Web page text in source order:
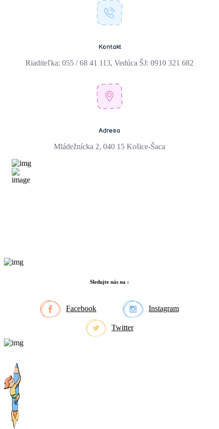
Kontakt
Riaditeľka: 055 / 68 41 113, Vedúca ŠJ: 0910 321 682
Adresa
Mládežnícka 2, 040 15 Košice-Šaca
Sledujte nás na :
Facebook Instagram
Twitter